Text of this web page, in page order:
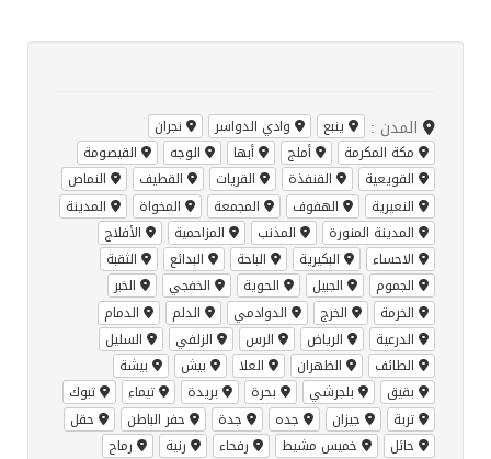
المدن : ينبع وادي الدواسر
نجران
مكة المكرمة
أملج أبها الوجه
القيصومة
القويعية
القنفذة القريات القطيف
النماص
النعيرية
الهفوف المجمعة المخواة
المدينة
المدينة المنورة
المذنب المزاحمية
الأفلاج
الاحساء
البكيرية الباحة البدائع
الثقبة
الجموم
الجبيل الحوية الخفجي
الخبر
الخرمة
الخرج الدوادمي الدلم
الدمام
الدرعية
الرياض الرس الزلفي
السليل
الطائف
الظهران العلا بيش
بيشة
بقيق
بلجرشي بحرة بريدة تيماء
تبوك
تربة
جيزان جده جدة حفر الباطن
حقل
حائل
خميس مشيط رفحاء رنية
رماح